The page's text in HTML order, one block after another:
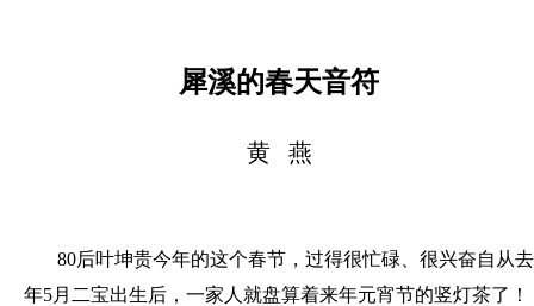
犀溪的春天音符
黄 燕
80后叶坤贵今年的这个春节，过得很忙碌、很兴奋自从去
年5月二宝出生后，一家人就盘算着来年元宵节的竖灯茶了！